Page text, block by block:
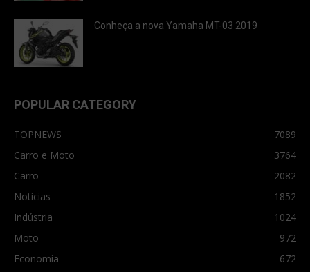
Conheça a nova Yamaha MT-03 2019
POPULAR CATEGORY
TOPNEWS
7089
Carro e Moto
3764
Carro
2082
Notícias
1852
Indústria
1024
Moto
972
Economia
672